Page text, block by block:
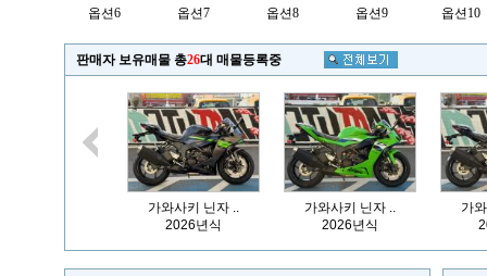
옵션6 옵션7 옵션8 옵션9 옵션10
판매자 보유매물 총26대 매물등록중
가와사키 닌자 ..
2026년식
가와사키 닌자 ..
2026년식
가